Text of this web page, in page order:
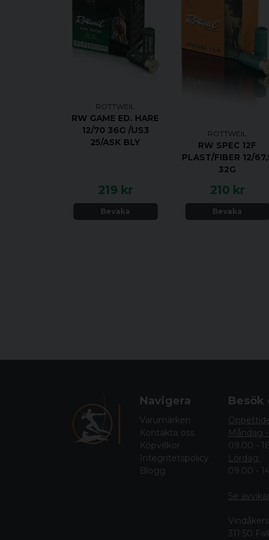
ROTTWEIL
RW GAME ED. HARE
12/70 36G /US3
25/ASK BLY
219 kr
Bevaka
ROTTWEIL
RW SPEC 12F
PLAST/FIBER 12/
32G
210 kr
Bevaka
Navigera
Varumärken
Kontakta oss
Köpvillkor
Integritetspolicy
Blogg
Besök
Måndag
09.00 -
Lördag:
09.00 -
Se
311 50